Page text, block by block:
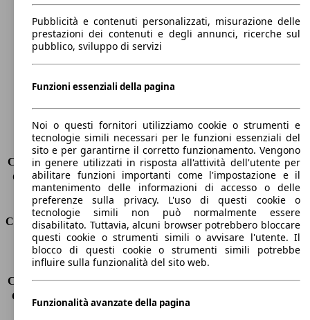
Lunghezza
4750 mm
Altezza
1880 mm
Larghezza
Peso massimo
2150 kg
Sedili
5
Carico sul tetto
-
Capacità di traino (senza freni) -
Capacità di traino (con freni)
1450 kg
Volume del bagagliaio
850 - 1538 l
Consumi
Emissioni di CO2*
113 g/km (komb.)
Consumo (urbano)
4.7 l/100km
Consumo (extra-urbano) 4.0 l/100km
Consumo (combinato)*
4.3 l/100km
Pubblicità e contenuti personalizzati, misurazione delle
prestazioni dei contenuti e degli annunci, ricerche sul
pubblico, sviluppo di servizi
Funzioni essenziali della pagina
Noi o questi fornitori utilizziamo cookie o strumenti e
tecnologie simili necessari per le funzioni essenziali del
sito e per garantirne il corretto funzionamento. Vengono
in genere utilizzati in risposta all'attività dell'utente per
abilitare funzioni importanti come l'impostazione e il
mantenimento delle informazioni di accesso o delle
preferenze sulla privacy. L'uso di questi cookie o
tecnologie simili non può normalmente essere
disabilitato. Tuttavia, alcuni browser potrebbero bloccare
questi cookie o strumenti simili o avvisare l'utente. Il
blocco di questi cookie o strumenti simili potrebbe
influire sulla funzionalità del sito web.
Funzionalità avanzate della pagina